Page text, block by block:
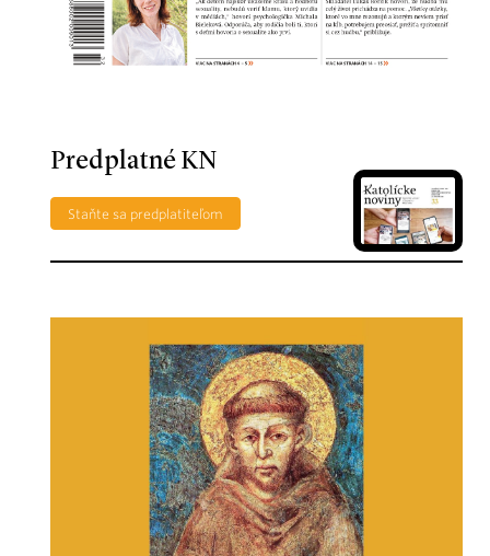
Predplatné KN
Staňte sa predplatiteľom